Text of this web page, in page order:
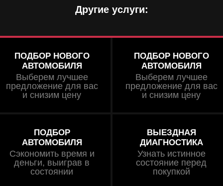
Другие услуги:
ПОДБОР НОВОГО
АВТОМОБИЛЯ
Выберем лучшее
предложение для вас
и снизим цену
ПОДБОР НОВОГО
АВТОМОБИЛЯ
Выберем лучшее
предложение для вас
и снизим цену
ПОДБОР
АВТОМОБИЛЯ
Сэкономить время и
деньги, выиграв в
состоянии
ВЫЕЗДНАЯ
ДИАГНОСТИКА
Узнать истинное
состояние перед
покупкой